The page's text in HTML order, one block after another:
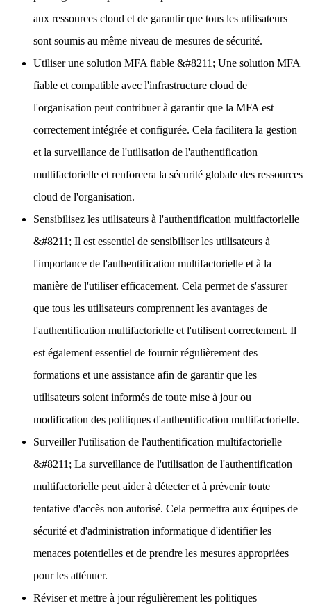
aux ressources cloud et de garantir que tous les utilisateurs
sont soumis au même niveau de mesures de sécurité.
Utiliser une solution MFA fiable &#8211; Une solution MFA
fiable et compatible avec l'infrastructure cloud de
l'organisation peut contribuer à garantir que la MFA est
correctement intégrée et configurée. Cela facilitera la gestion
et la surveillance de l'utilisation de l'authentification
multifactorielle et renforcera la sécurité globale des ressources
cloud de l'organisation.
Sensibilisez les utilisateurs à l'authentification multifactorielle
&#8211; Il est essentiel de sensibiliser les utilisateurs à
l'importance de l'authentification multifactorielle et à la
manière de l'utiliser efficacement. Cela permet de s'assurer
que tous les utilisateurs comprennent les avantages de
l'authentification multifactorielle et l'utilisent correctement. Il
est également essentiel de fournir régulièrement des
formations et une assistance afin de garantir que les
utilisateurs soient informés de toute mise à jour ou
modification des politiques d'authentification multifactorielle.
Surveiller l'utilisation de l'authentification multifactorielle
&#8211; La surveillance de l'utilisation de l'authentification
multifactorielle peut aider à détecter et à prévenir toute
tentative d'accès non autorisé. Cela permettra aux équipes de
sécurité et d'administration informatique d'identifier les
menaces potentielles et de prendre les mesures appropriées
pour les atténuer.
Réviser et mettre à jour régulièrement les politiques